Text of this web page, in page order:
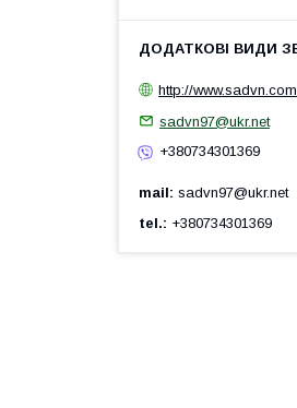
http://www.sadvn.com
sadvn97@ukr.net
+380734301369
mail sadvn97@ukr.net
tel.
+380734301369